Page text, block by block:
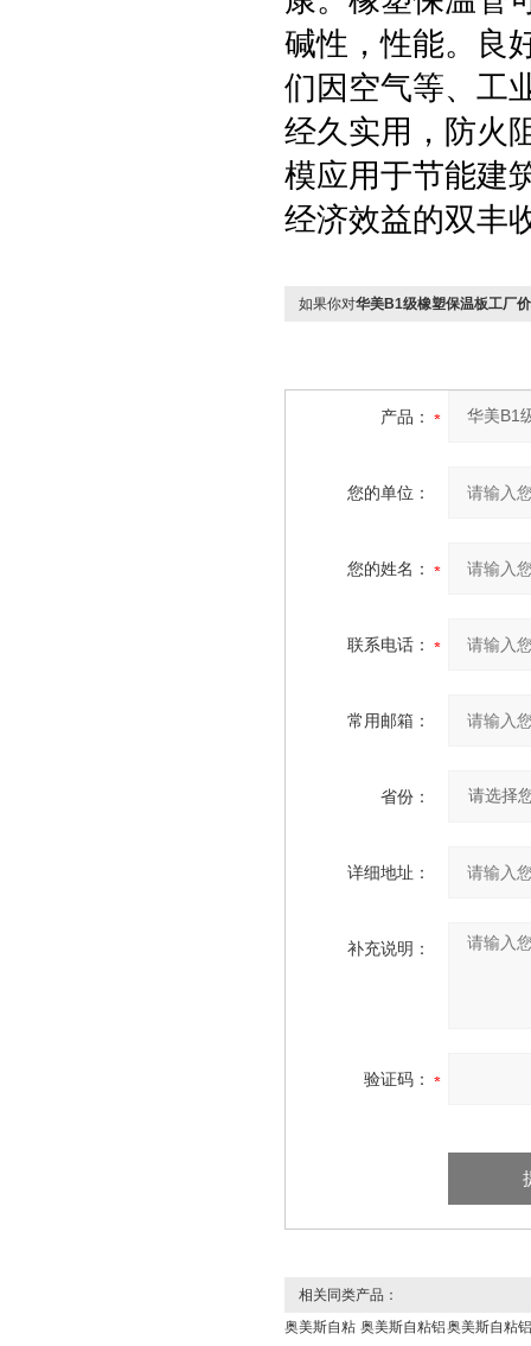
碱性，性能。良
们因空气等、工
经久实用，防火
模应用于节能建
经济效益的双丰
如果你对华美B1级橡塑保温板工厂
产品：
您的单位：
您的姓名：
联系电话：
常用邮箱：
省份：
详细地址：
补充说明：
验证码：
相关同类产品：
奥美斯自粘 奥美斯自粘铝奥美斯自粘铝